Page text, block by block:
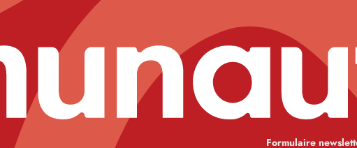
Formulaire